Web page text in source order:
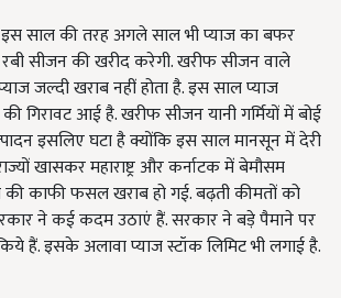
साल की तरह अगले साल भी प्याज का बफर
सीजन की खरीद करेगी. खरीफ सीजन वाले
जल्दी खराब नहीं होता है. इस साल प्याज
गिरावट आई है. खरीफ सीजन यानी गर्मियों में बोई
इसलिए घटा है क्योंकि इस साल मानसून में देरी
खासकर महाराष्ट्र और कर्नाटक में बेमौसम
की काफी फसल खराब हो गई. बढ़ती कीमतों को
ने कई कदम उठाएं हैं. सरकार ने बड़े पैमाने पर
हैं. इसके अलावा प्याज स्टॉक लिमिट भी लगाई है.